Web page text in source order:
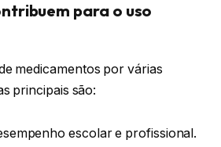
para o uso
medicamentos por várias
principais são:
escolar e profissional.